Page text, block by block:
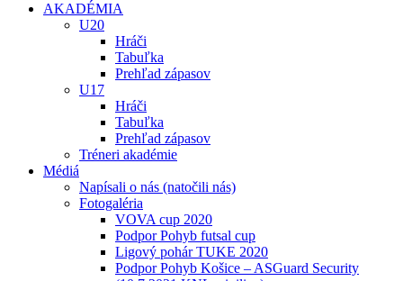
AKADÉMIA
U20
Hráči
Tabuľka
Prehľad zápasov
U17
Hráči
Tabuľka
Prehľad zápasov
Tréneri akadémie
Médiá
Napísali o nás (natočili nás)
Fotogaléria
VOVA cup 2020
Podpor Pohyb futsal cup
Ligový pohár TUKE 2020
Podpor Pohyb Košice – ASGuard Security